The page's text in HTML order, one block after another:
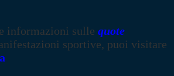
informazioni sulle quote
sportive, puoi visitare